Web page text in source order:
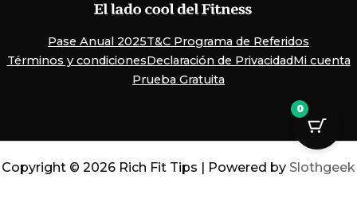
Pase Anual 2025T&C Programa de Referidos
Términos y condicionesDeclaración de PrivacidadMi cuenta
Prueba Gratuita
Copyright © 2026 Rich Fit Tips | Powered by Slothgeek
0